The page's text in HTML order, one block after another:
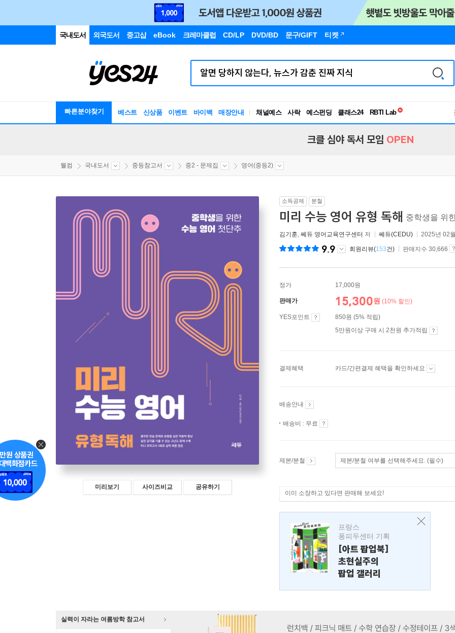
국내도서 외국도서 중고샵 eBook 크레마클럽 CD/LP DVD/BD 문구/GIFT 티켓
빠른분야찾기 베스트 신상품 이벤트 바이백 매장안내 채널예스 사락 예스펀딩 클래스24
RBTI Lab
독서유형검사
크클 심야 독서 모임 OPEN
웰컴 국내도서 중등참고서 중2 - 문제집 영어(중등2)
미리보기 사이즈비교 공유하기
소득공제 분철
미리 수능 영어 유형 독해 중학생을 위
김기훈, 쎄듀 영어교육연구센터 저 쎄듀(CEDU) 2025년 02
9.9 회원리뷰(153건) 판매지수 30,666
정가 17,000원
판매가 15,300원 (10% 할인)
YES포인트
850원 (5% 적립)
5만원이상 구매 시 2천원 추가적립
결제혜택 카드/간편결제 혜택을 확인하세요
배송안내
배송비 : 무료
제본/분철 제본/분철 여부를 선택해주세요. (필수)
이미 소장하고 있다면 판매해 보세요!
프랑스
퐁피두센터 기획
[아트 팝업북]
초현실주의
팝업 갤러리
실력이 자라는 여름방학 참고서